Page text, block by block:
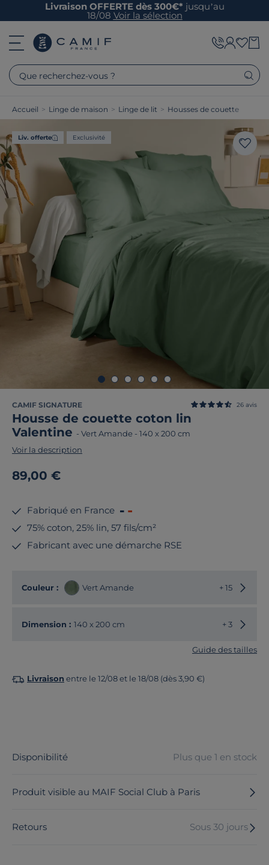
Livraison OFFERTE dès 300€* jusqu’au
18/08 Voir la sélection
Que recherchez-vous ?
Accueil > Linge de maison > Linge de lit > Housses de couette
Liv. offerte Exclusivité
CAMIF SIGNATURE
Housse de couette coton lin
Valentine - Vert Amande - 140 x 200 cm
26 avis
Voir la description
89,00 €
Fabriqué en France
75% coton, 25% lin, 57 fils/cm²
Fabricant avec une démarche RSE
Couleur : Vert Amande + 15
Dimension : 140 x 200 cm + 3
Guide des tailles
Livraison entre le 12/08 et le 18/08 (dès 3,90 €)
Disponibilité Plus que 1 en stock
Produit visible au MAIF Social Club à Paris
Retours Sous 30 jours